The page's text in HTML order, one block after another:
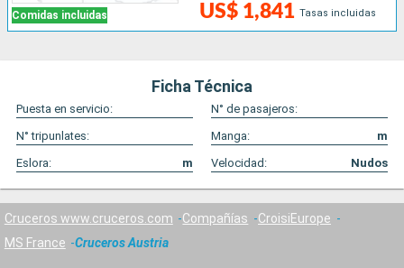
Comidas incluidas US$ 1,841 Tasas incluidas
Ficha Técnica
Puesta en servicio:
N° de pasajeros:
N° tripunlates:
Manga:
m
Eslora:
m Velocidad: Nudos
Cruceros www.cruceros.com Compañías
CroisiEurope
MS France
Cruceros Austria